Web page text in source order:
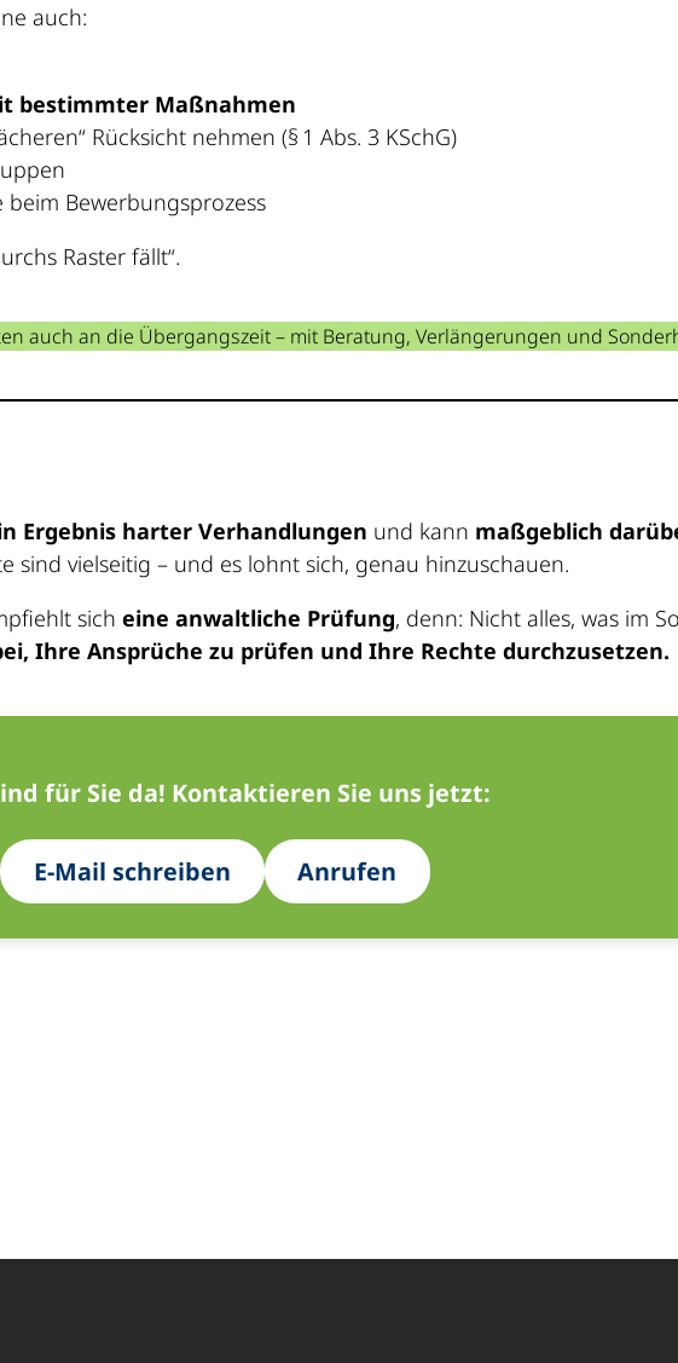
auch:
bestimmter Maßnahmen
Rücksicht nehmen (§ 1 Abs. 3 KSchG)
Bewerbungsprozess
Raster fällt“.
auch an die Übergangszeit – mit Beratung, Verlängerungen und
Ergebnis harter Verhandlungen und kann maßgeblich
sind vielseitig – und es lohnt sich, genau hinzuschauen.
sich eine anwaltliche Prüfung, denn: Nicht alles, was im
Ihre Ansprüche zu prüfen und Ihre Rechte durchzusetzen.
für Sie da! Kontaktieren Sie uns jetzt:
E-Mail schreiben Anrufen